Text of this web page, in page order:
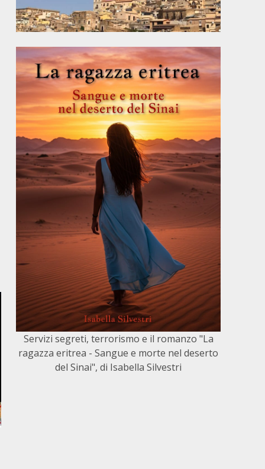
Servizi segreti, terrorismo e il romanzo "La
ragazza eritrea - Sangue e morte nel deserto
del Sinai", di Isabella Silvestri